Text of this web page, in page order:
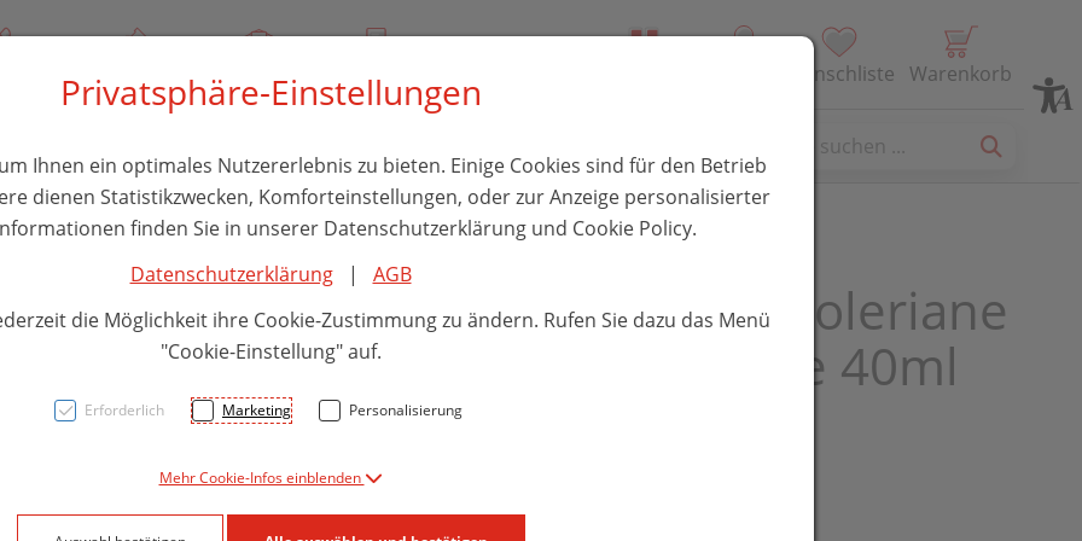
Über uns Rezept-Anfrage Service Wunschliste Warenkorb
La Roche Posay Toleriane
Kerium Ds Creme 40ml
Privatsphäre-Einstellungen
Ihnen ein optimales Nutzererlebnis zu bieten. Einige Cookies sind für den Betrieb
dienen Statistikzwecken, Komforteinstellungen, oder zur Anzeige personalisierter
finden Sie in unserer Datenschutzerklärung und Cookie Policy.
Datenschutzerklärung| AGB
die Möglichkeit ihre Cookie-Zustimmung zu ändern. Rufen Sie dazu das Menü
"Cookie-Einstellung" auf.
Erforderlich Marketing Personalisierung
Mehr Cookie-Infos einblenden